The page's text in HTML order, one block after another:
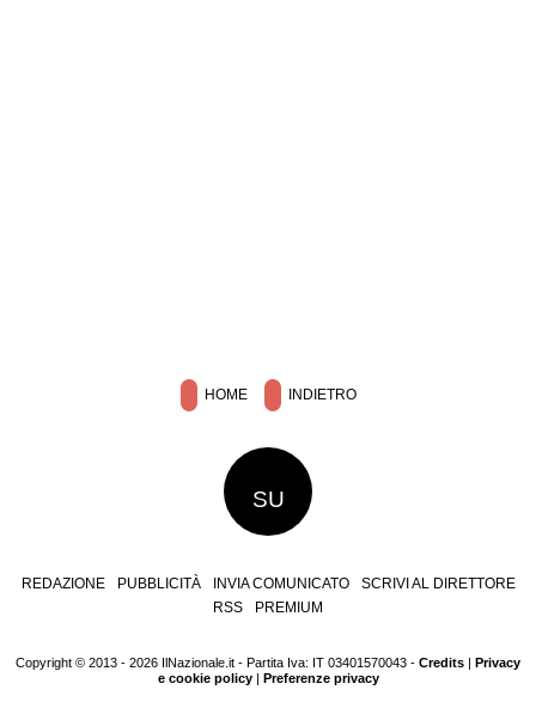
HOME INDIETRO
SU
REDAZIONE PUBBLICITÀ INVIA COMUNICATO
SCRIVI AL DIRETTORE
RSS
PREMIUM
Copyright © 2013 - 2026 IlNazionale.it - Partita Iva: IT 03401570043 - Credits
Privacy
e cookie policy| Preferenze privacy